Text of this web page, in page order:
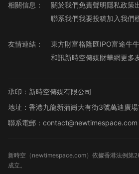
相關信息： 關於我們免責聲明隱私政策
聯系我們我要投稿加入我們
友情連結： 東方財富格隆匯IPO富途牛牛
和訊新時空傳媒財華網更多
承印：新時空傳媒有限公司
地址：香港九龍新蒲崗大有街3號萬迪廣
聯系電郵：contact@newtimespace.com
新時空（ newtimespace.com）依據香港法例第
成立。